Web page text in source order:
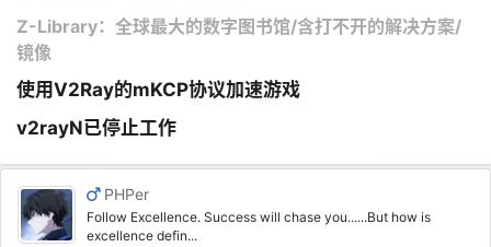
Z-Library：全球最大的数字图书馆/含打不开的解决方案/
镜像
使用V2Ray的mKCP协议加速游戏
v2rayN已停止工作
PHPer
Follow Excellence. Success will chase you......But how is
excellence defin...